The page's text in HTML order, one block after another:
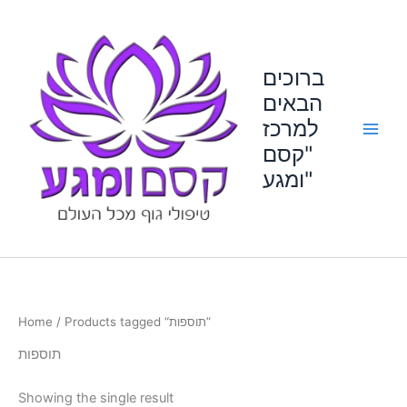
ברוכים
הבאים
למרכז
"קסם
ומגע"
Home / Products tagged “תוספות”
תוספות
Showing the single result